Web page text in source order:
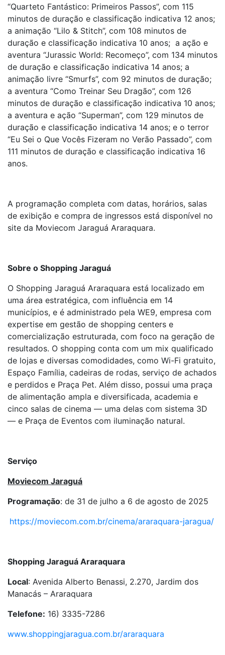
“Quarteto Fantástico: Primeiros Passos”, com 115
minutos de duração e classificação indicativa 12 anos;
a animação “Lilo & Stitch”, com 108 minutos de
duração e classificação indicativa 10 anos; a ação e
aventura “Jurassic World: Recomeço”, com 134 minutos
de duração e classificação indicativa 14 anos; a
animação livre “Smurfs”, com 92 minutos de duração;
a aventura “Como Treinar Seu Dragão”, com 126
minutos de duração e classificação indicativa 10 anos;
a aventura e ação “Superman”, com 129 minutos de
duração e classificação indicativa 14 anos; e o terror
“Eu Sei o Que Vocês Fizeram no Verão Passado”, com
111 minutos de duração e classificação indicativa 16
anos.
A programação completa com datas, horários, salas
de exibição e compra de ingressos está disponível no
site da Moviecom Jaraguá Araraquara.
Sobre o Shopping Jaraguá
O Shopping Jaraguá Araraquara está localizado em
uma área estratégica, com influência em 14
municípios, e é administrado pela WE9, empresa com
expertise em gestão de shopping centers e
comercialização estruturada, com foco na geração de
resultados. O shopping conta com um mix qualificado
de lojas e diversas comodidades, como Wi-Fi gratuito,
Espaço Família, cadeiras de rodas, serviço de achados
e perdidos e Praça Pet. Além disso, possui uma praça
de alimentação ampla e diversificada, academia e
cinco salas de cinema — uma delas com sistema 3D
— e Praça de Eventos com iluminação natural.
Serviço
Moviecom Jaraguá
Programação: de 31 de julho a 6 de agosto de 2025
https://moviecom.com.br/cinema/araraquara-jaragua/
Shopping Jaraguá Araraquara
Local: Avenida Alberto Benassi, 2.270, Jardim dos
Manacás – Araraquara
Telefone: 16) 3335-7286
www.shoppingjaragua.com.br/araraquara